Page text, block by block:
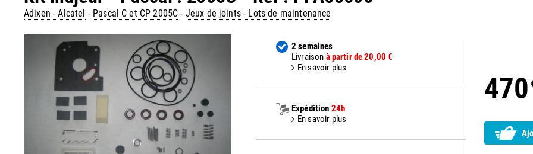
Adixen - Alcatel - Pascal C et CP 2005C - Jeux de joints - Lots de maintenance
2 semaines
Livraison à partir de 20,00 €
En savoir plus
Expédition 24h
En savoir plus
470